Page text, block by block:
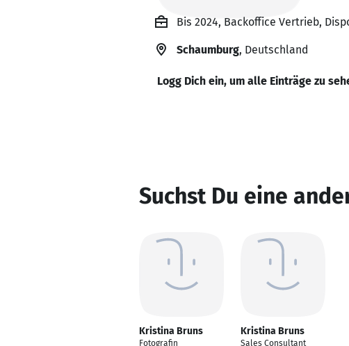
Bis 2024, Backoffice Vertrieb,
Schaumburg, Deutschland
Logg Dich ein, um alle Einträge zu
Suchst Du eine
Kristina Bruns
Fotografin
Kristina Bruns
Sales Consultant